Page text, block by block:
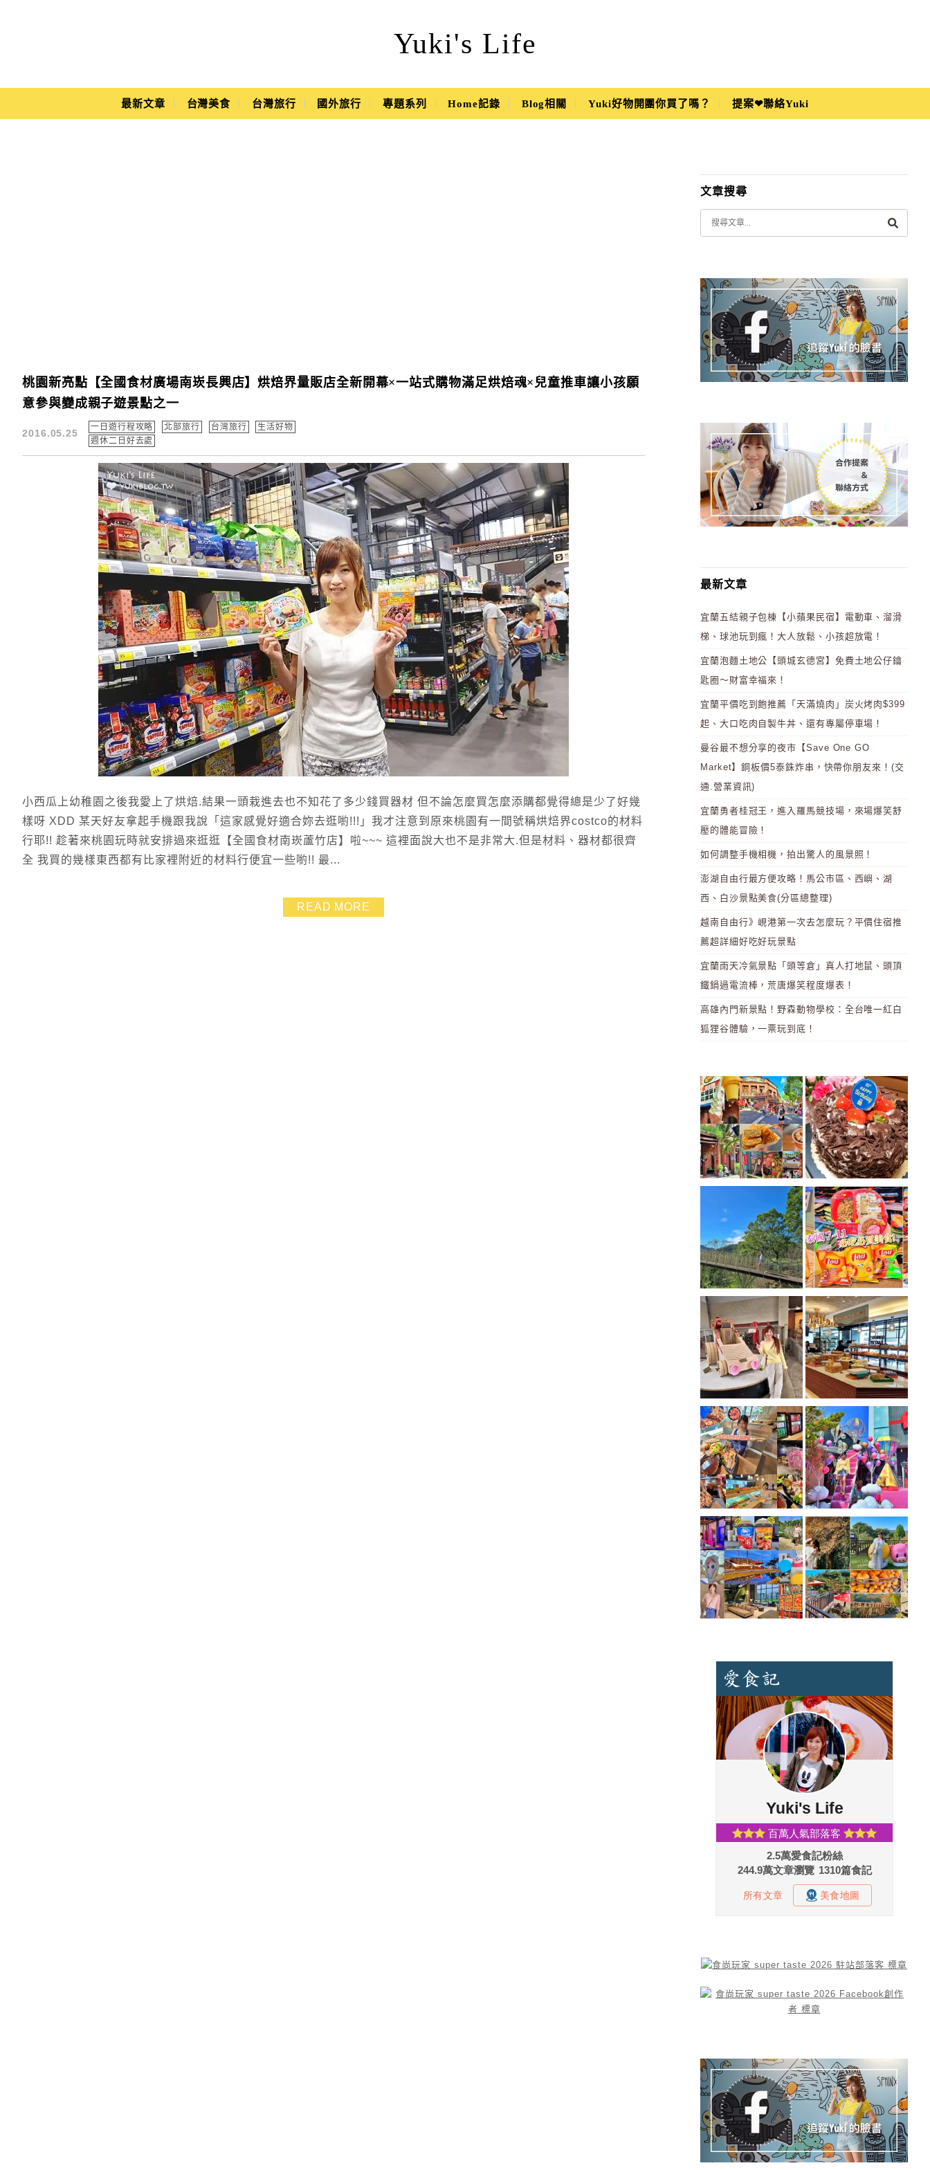
Yuki's Life
Yuki's Life
Main Menu
最新文章 台灣美食 台灣旅行 國外旅行 專題系列 Home記錄 Blog相關 Yuki好物開團你買了嗎？ 提案❤聯絡Yuki
桃園新亮點【全國食材廣場南崁長興店】烘焙界量販店全新開幕×一站式購物滿足烘焙魂×兒童推車讓小孩願
意參與變成親子遊景點之一
2016.05.25
一日遊行程攻略 北部旅行 台灣旅行
生活好物
週休二日好去處
小西瓜上幼稚園之後我愛上了烘焙.結果一頭栽進去也不知花了多少錢買器材 但不論怎麼買怎麼添購都覺得總是少了好幾
樣呀 XDD 某天好友拿起手機跟我說「這家感覺好適合妳去逛喲!!!」我才注意到原來桃園有一間號稱烘焙界costco的材料
行耶!! 趁著來桃園玩時就安排過來逛逛【全國食材南崁蘆竹店】啦~~~ 這裡面說大也不是非常大.但是材料、器材都很齊
全 我買的幾樣東西都有比家裡附近的材料行便宜一些喲!! 最...
READ MORE
文章搜尋
最新文章
宜蘭五結親子包棟【小蘋果民宿】電動車、溜滑
梯、球池玩到瘋！大人放鬆、小孩超放電！
宜蘭泡麵土地公【頭城玄德宮】免費土地公仔鑰
匙圈～財富幸福來！
宜蘭平價吃到飽推薦「天滿燒肉」炭火烤肉$399
起、大口吃肉自製牛丼、還有專屬停車場！
曼谷最不想分享的夜市【Save One GO
Market】銅板價5泰銖炸串，快帶你朋友來！(交
通.營業資訊)
宜蘭勇者桂冠王，進入羅馬競技場，來場爆笑舒
壓的體能冒險！
如何調整手機相機，拍出驚人的風景照！
澎湖自由行最方便攻略！馬公市區、西嶼、湖
西、白沙景點美食(分區總整理)
越南自由行》峴港第一次去怎麼玩？平價住宿推
薦超詳細好吃好玩景點
宜蘭雨天冷氣景點「頭等倉」真人打地鼠、頭頂
鐵鍋過電流棒，荒唐爆笑程度爆表！
高雄內門新景點！野森動物學校：全台唯一紅白
狐狸谷體驗，一票玩到底！